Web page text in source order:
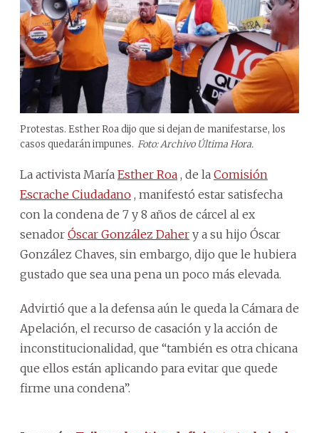
Protestas. Esther Roa dijo que si dejan de manifestarse, los
casos quedarán impunes. Foto: Archivo Última Hora.
La activista María Esther Roa , de la Comisión
Escrache Ciudadano , manifestó estar satisfecha
con la condena de 7 y 8 años de cárcel al ex
senador Óscar González Daher y a su hijo Óscar
González Chaves, sin embargo, dijo que le hubiera
gustado que sea una pena un poco más elevada.
Advirtió que a la defensa aún le queda la Cámara de
Apelación, el recurso de casación y la acción de
inconstitucionalidad, que “también es otra chicana
que ellos están aplicando para evitar que quede
firme una condena”.